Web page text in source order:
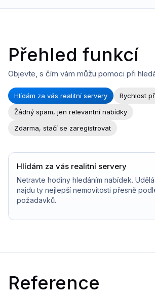
Přehled funkcí
Objevte, s čím vám můžu pomoci při
Hlídám za vás realitní servery
Rychlost
Žádný spam, jen relevantní nabídky
Zdarma, stačí se zaregistrovat
Hlídám za vás realitní servery
Netravte hodiny hledáním nabídek.
najdu ty nejlepší nemovitosti přesně
požadavků.
Reference